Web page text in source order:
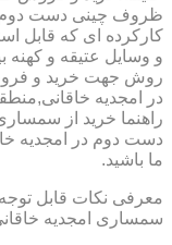
ظروف چینی دست دوم
کارکرده ای که قابل
و وسایل عتیقه و
روش جهت خرید و
در امجدیه
دست دوم در امجدیه
ما باشید.
معرفی نکات قابل
سمساری امجدیه